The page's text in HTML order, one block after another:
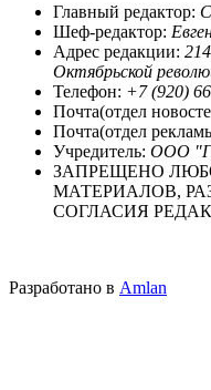
Главный редактор:
Шеф-редактор:
Адрес редакции:
Октябрьской
Телефон: +7 (920)
Почта(отдел
Почта(отдел
Учредитель: ООО
ЗАПРЕЩЕНО
МАТЕРИАЛОВ,
СОГЛАСИЯ
Разработано в Amlan